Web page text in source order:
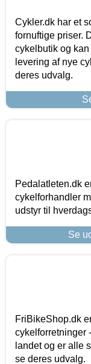
Cykler.dk har et
fornuftige priser.
cykelbutik og
levering af nye
deres udvalg.
Pedalatleten.dk
cykelforhandler
udstyr til
Se
FriBikeShop.dk
cykelforretninger
landet og er alle
se deres udvalg.